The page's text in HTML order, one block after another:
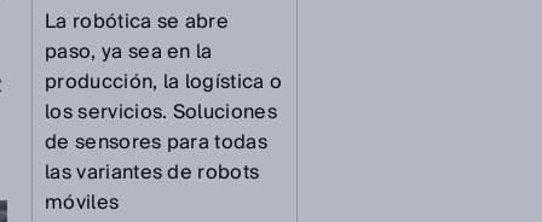
La robótica se abre
paso, ya sea en la
producción, la logística o
los servicios. Soluciones
de sensores para todas
las variantes de robots
móviles